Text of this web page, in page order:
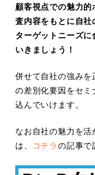
顧客視点での魅力
査内容をもとに自社
ターゲットニーズ
いきましょう！
併せて自社の強みを
の差別化要因をセミ
込んでいけます。
なお自社の魅力を
は、
コチラの記事で